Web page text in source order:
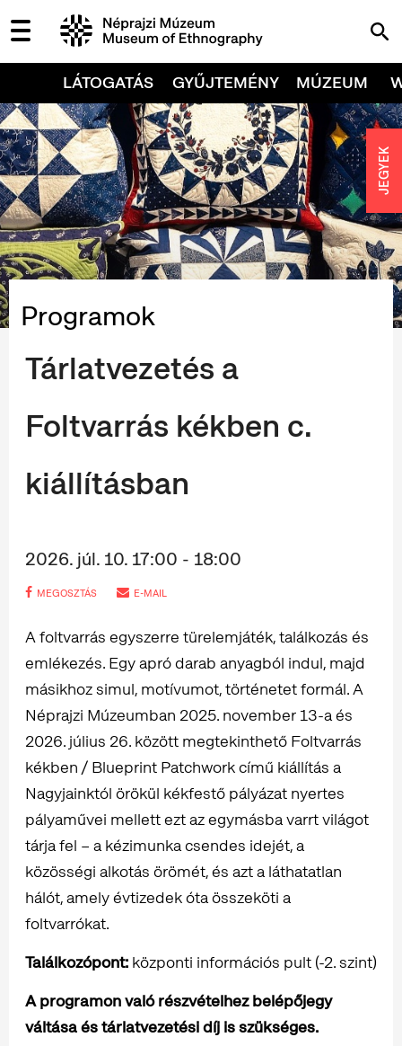
LÁTOGATÁS GYŰJTEMÉNY MÚZEUM
Programok
Tárlatvezetés a
Foltvarrás kékben c.
kiállításban
2026. júl. 10. 17:00 - 18:00
MEGOSZTÁS E-MAIL
A foltvarrás egyszerre türelemjáték, találkozás és
emlékezés. Egy apró darab anyagból indul, majd
másikhoz simul, motívumot, történetet formál. A
Néprajzi Múzeumban 2025. november 13-a és
2026. július 26. között megtekinthető Foltvarrás
kékben / Blueprint Patchwork című kiállítás a
Nagyjainktól örökül kékfestő pályázat nyertes
pályaművei mellett ezt az egymásba varrt világot
tárja fel – a kézimunka csendes idejét, a
közösségi alkotás örömét, és azt a láthatatlan
hálót, amely évtizedek óta összeköti a
foltvarrókat.
Találkozópont: központi információs pult (-2. szint)
A programon való részvételhez belépőjegy
váltása és tárlatvezetési díj is szükséges.
JEGYEK